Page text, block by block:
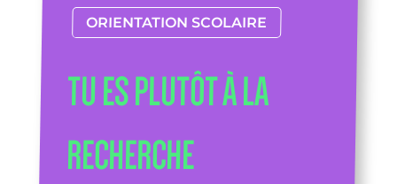
ORIENTATION SCOLAIRE
TU ES PLUTÔT À LA
RECHERCHE